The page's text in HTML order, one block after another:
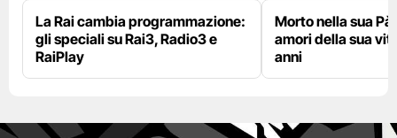
La Rai cambia programmazione:
gli speciali su Rai3, Radio3 e
RaiPlay
Morto nella sua
amori della sua
anni